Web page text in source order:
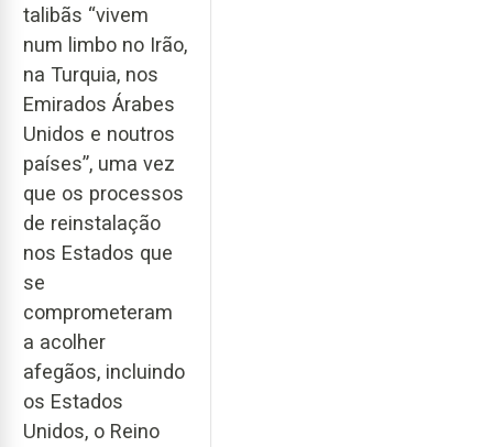
talibãs “vivem
num limbo no Irão,
na Turquia, nos
Emirados Árabes
Unidos e noutros
países”, uma vez
que os processos
de reinstalação
nos Estados que
se
comprometeram
a acolher
afegãos, incluindo
os Estados
Unidos, o Reino